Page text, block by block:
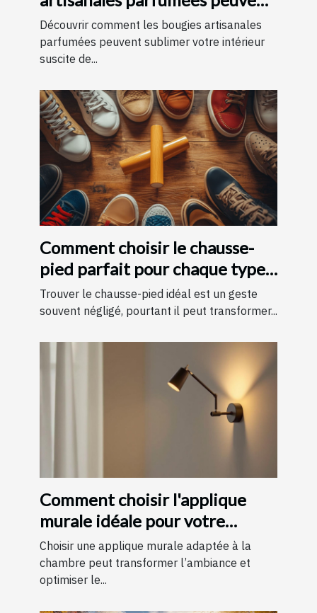
améliorer votre intérieur
Découvrir comment les bougies artisanales
parfumées peuvent sublimer votre intérieur
suscite de...
Comment choisir le chausse-
pied parfait pour chaque type
de chaussure
Trouver le chausse-pied idéal est un geste
souvent négligé, pourtant il peut transformer...
Comment choisir l'applique
murale idéale pour votre
chambre
Choisir une applique murale adaptée à la
chambre peut transformer l’ambiance et
optimiser le...